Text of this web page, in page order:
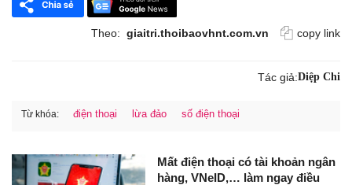
Theo: giaitri.thoibaovhnt.com.vn copy link
Tác giả:Diệp Chi
Từ khóa: điện thoại lừa đảo số điện thoại
Mất điện thoại có tài khoản ngân
hàng, VNeID,… làm ngay điều